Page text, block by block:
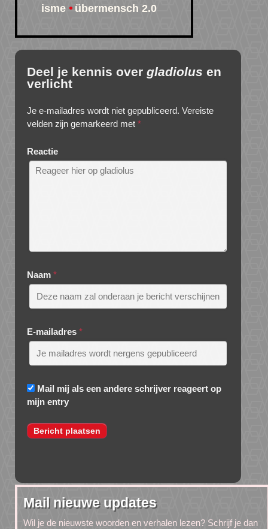
isme
übermensch 2.0
Deel je kennis over gladiolus en
verlicht
Je e-mailadres wordt niet gepubliceerd. Vereiste
velden zijn gemarkeerd met *
Reactie
Naam *
E-mailadres *
Mail mij als een andere schrijver reageert op
mijn entry
Mail nieuwe updates
Wil je de nieuwste woorden en verhalen lezen? Schrijf je dan